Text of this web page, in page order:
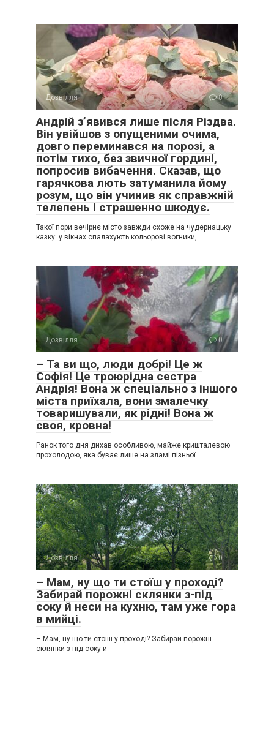
Дозвілля 0
Андрій з’явився лише після Різдва.
Він увійшов з опущеними очима,
довго переминався на порозі, а
потім тихо, без звичної гордині,
попросив вибачення. Сказав, що
гарячкова лють затуманила йому
розум, що він учинив як справжній
телепень і страшенно шкодує.
Такої пори вечірнє місто завжди схоже на чудернацьку
казку: у вікнах спалахують кольорові вогники,
Дозвілля 0
– Та ви що, люди добрі! Це ж
Софія! Це троюрідна сестра
Андрія! Вона ж спеціально з іншого
міста приїхала, вони змалечку
товаришували, як рідні! Вона ж
своя, кровна!
Ранок того дня дихав особливою, майже кришталевою
прохолодою, яка буває лише на зламі пізньої
Дозвілля 0
– Мам, ну що ти стоїш у проході?
Забирай порожні склянки з-під
соку й неси на кухню, там уже гора
в мийці.
– Мам, ну що ти стоїш у проході? Забирай порожні
склянки з-під соку й